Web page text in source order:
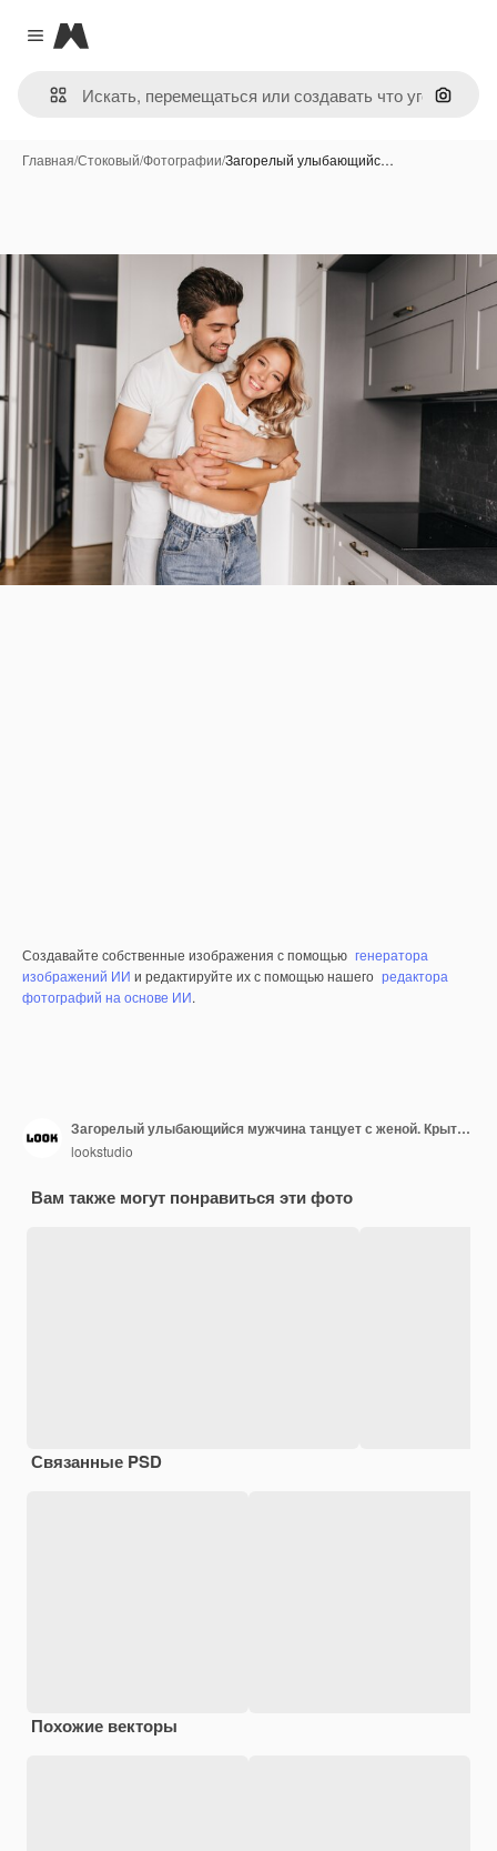
Close menu
Magnific
Поиск
Главная/Стоковый/Фотографии/Загорелый улыбающийс…
Создавайте собственные изображения с помощью генератора
изображений ИИ и редактируйте их с помощью нашего редактора
фотографий на основе ИИ.
Загорелый улыбающийся мужчина танцует с женой. Крытый портрет пары, обнимающейся в уютной квартире.
lookstudio
Вам также могут понравиться эти фото
Связанные PSD
Похожие векторы